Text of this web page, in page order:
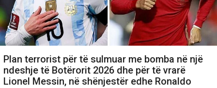
Plan terrorist për të sulmuar me bomba në një
ndeshje të Botërorit 2026 dhe për të vrarë
Lionel Messin, në shënjestër edhe Ronaldo